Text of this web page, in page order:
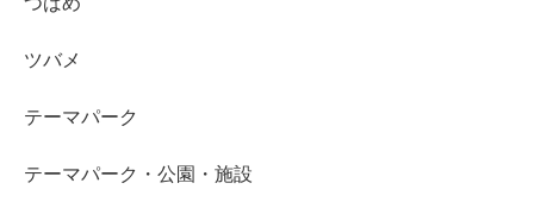
ツバメ
テーマパーク
テーマパーク・公園・施設